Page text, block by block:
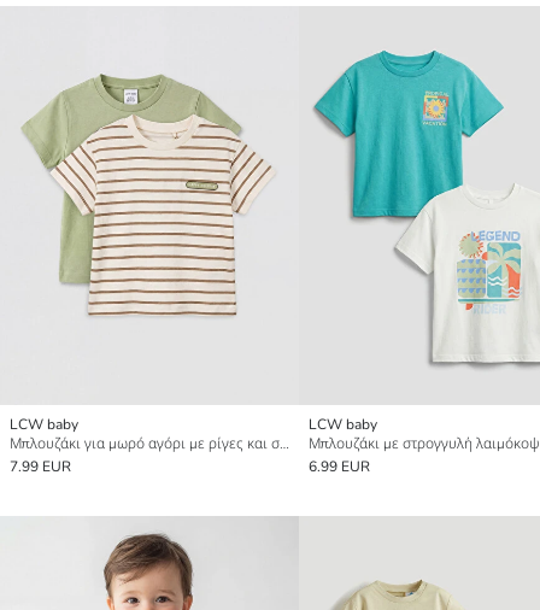
LCW baby
Μπλουζάκι για μωρό αγόρι με ρίγες και στρογγυλή λαιμόκοψη, συσκευασία 2 τεμαχίων
7.99 EUR
LCW baby
6.99 EUR